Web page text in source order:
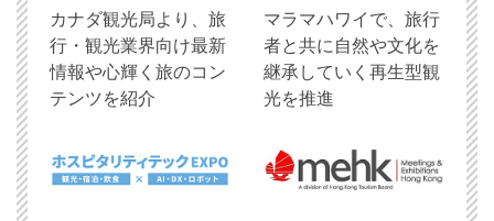
​カナダ観光局より、旅
行・観光業界向け最新
情報や心輝く旅のコン
テンツを紹介
マラマハワイで、旅行
者と共に自然や文化を
継承していく再生型観
光を推進